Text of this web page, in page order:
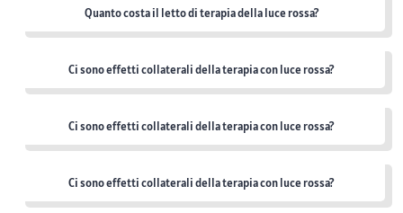
Quanto costa il letto di terapia della luce rossa?
Ci sono effetti collaterali della terapia con luce rossa?
Ci sono effetti collaterali della terapia con luce rossa?
Ci sono effetti collaterali della terapia con luce rossa?